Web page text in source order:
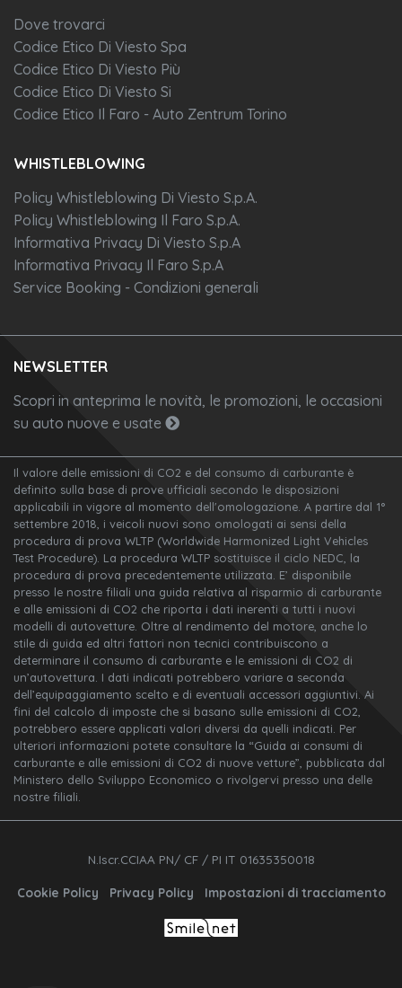
Dove trovarci
Codice Etico Di Viesto Spa
Codice Etico Di Viesto Più
Codice Etico Di Viesto Si
Codice Etico Il Faro - Auto Zentrum Torino
WHISTLEBLOWING
Policy Whistleblowing Di Viesto S.p.A.
Policy Whistleblowing Il Faro S.p.A.
Informativa Privacy Di Viesto S.p.A
Informativa Privacy Il Faro S.p.A
Service Booking - Condizioni generali
NEWSLETTER
Scopri in anteprima le novità, le promozioni, le occasioni
su auto nuove e usate
Il valore delle emissioni di CO2 e del consumo di carburante è
definito sulla base di prove ufficiali secondo le disposizioni
applicabili in vigore al momento dell'omologazione. A partire dal 1°
settembre 2018, i veicoli nuovi sono omologati ai sensi della
procedura di prova WLTP (Worldwide Harmonized Light Vehicles
Test Procedure). La procedura WLTP sostituisce il ciclo NEDC, la
procedura di prova precedentemente utilizzata. E’ disponibile
presso le nostre filiali una guida relativa al risparmio di carburante
e alle emissioni di CO2 che riporta i dati inerenti a tutti i nuovi
modelli di autovetture. Oltre al rendimento del motore, anche lo
stile di guida ed altri fattori non tecnici contribuiscono a
determinare il consumo di carburante e le emissioni di CO2 di
un’autovettura. I dati indicati potrebbero variare a seconda
dell’equipaggiamento scelto e di eventuali accessori aggiuntivi. Ai
fini del calcolo di imposte che si basano sulle emissioni di CO2,
potrebbero essere applicati valori diversi da quelli indicati. Per
ulteriori informazioni potete consultare la “Guida ai consumi di
carburante e alle emissioni di CO2 di nuove vetture”, pubblicata dal
Ministero dello Sviluppo Economico o rivolgervi presso una delle
nostre filiali.
N.Iscr.CCIAA PN/ CF / PI IT 01635350018
Cookie Policy Privacy Policy Impostazioni di tracciamento